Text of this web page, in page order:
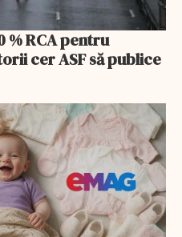
% RCA pentru
cer ASF să publice